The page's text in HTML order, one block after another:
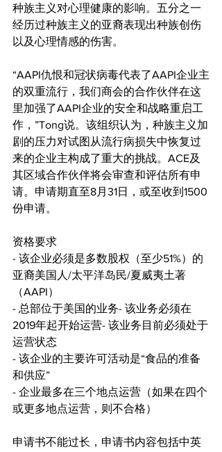
种族主义对心理健康的影响。五分之一
经历过种族主义的亚裔表现出种族创伤
以及心理情感的伤害。
“AAPI仇恨和冠状病毒代表了AAPI企业主
的双重流行，我们商会的合作伙伴在这
里加强了AAPI企业的安全和战略重启工
作，”Tong说。该组织认为，种族主义加
剧的压力对试图从流行病损失中恢复过
来的企业主构成了重大的挑战。ACE及
其区域合作伙伴将会审查和评估所有申
请。申请期直至8月31日，或至收到1500
份申请。
资格要求
- 该企业必须是多数股权（至少51%）的
亚裔美国人/太平洋岛民/夏威夷土著
（AAPI）
- 总部位于美国的业务- 该业务必须在
2019年起开始运营- 该业务目前必须处于
运营状态
- 该企业的主要许可活动是“食品的准备
和供应”
- 企业最多在三个地点运营（如果在四个
或更多地点运营，则不合格）
申请书不能过长，申请书内容包括中英